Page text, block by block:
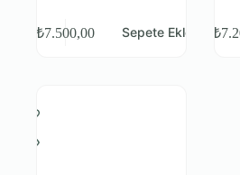
₺7.500,00 Sepete Ekle ₺